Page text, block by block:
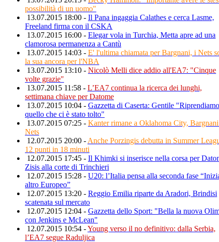
possibilità di un uomo"
13.07.2015 18:00 - Il Pana ingaggia Calathes e cerca Lasme,
Freeland firma con il CSKA
13.07.2015 16:00 - Elegar vola in Turchia, Metta apre ad una
clamorosa permanenza a Cantù
13.07.2015 14:03 - E' l'ultima chiamata per Bargnani, i Nets
la sua ancora per l'NBA
13.07.2015 13:10 - Nicolò Melli dice addio all'EA7: "Cinque
volte grazie"
13.07.2015 11:58 - L’EA7 continua la ricerca dei lunghi,
settimana chiave per Datome
13.07.2015 10:04 - Gazzetta di Caserta: Gentile
quello che ci è stato tolto"
13.07.2015 07:25 - Kanter rimane a Oklahoma City,
Nets
12.07.2015 20:00 - Anche Porzingis debutta in Summer
12 punti in 18 minuti
12.07.2015 17:45 - Il Khimki si inserisce nella corsa per
Zisis alla corte di Trinchieri
12.07.2015 15:28 - U20: l’Italia pensa alla seconda fase
altro Europeo”
12.07.2015 13:20 - Reggio Emilia riparte da Aradori, Brindisi
scatenata sul mercato
12.07.2015 12:04 - Gazzetta dello Sport: "Bella la nuova
con Jenkins e McLean"
12.07.2015 10:54 -Young verso il no definitivo: dalla Serbia,
l’EA7 segue Raduljica